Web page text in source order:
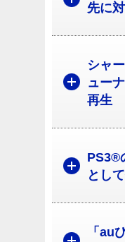
先に
シャ
ュー
再生
PS3®
とし
「au